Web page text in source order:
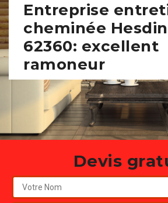
Entreprise
cheminée
62360: excellent
ramoneur
Devis